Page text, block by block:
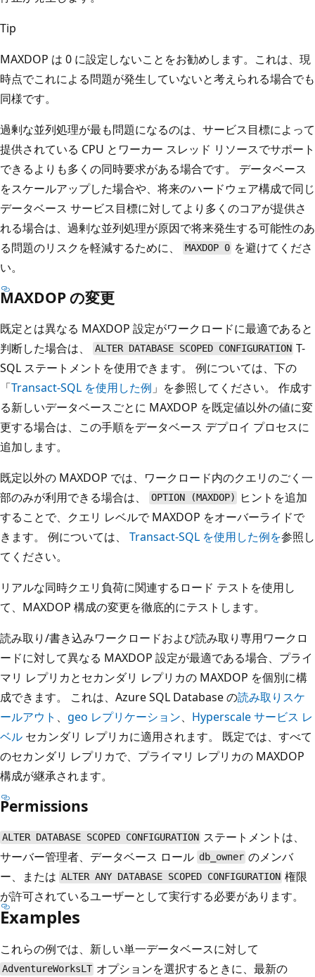
Tip
MAXDOP は 0 に設定しないことをお勧めします。これは、現
時点でこれによる問題が発生していないと考えられる場合でも
同様です。
過剰な並列処理が最も問題になるのは、サービス目標によって
提供されている CPU とワーカー スレッド リソースでサポート
できるよりも多くの同時要求がある場合です。 データベース
をスケールアップした場合や、将来のハードウェア構成で同じ
データベース サービス目標に対してより多くのコアが提供さ
れる場合は、過剰な並列処理が原因で将来発生する可能性のあ
る問題のリスクを軽減するために、
MAXDOP 0 を避けてくださ
い。
MAXDOP の変更
既定とは異なる MAXDOP 設定がワークロードに最適であると
判断した場合は、
ALTER DATABASE SCOPED CONFIGURATION T-
SQL ステートメントを使用できます。 例については、下の
「Transact-SQL を使用した例 」を参照してください。 作成す
る新しいデータベースごとに MAXDOP を既定値以外の値に変
更する場合は、この手順をデータベース デプロイ プロセスに
追加します。
既定以外の MAXDOP では、ワークロード内のクエリのごく一
部のみが利用できる場合は、
OPTION (MAXDOP)
ヒントを追加
することで、クエリ レベルで MAXDOP をオーバーライドで
きます。 例については、 Transact-SQL を使用した例を参照し
てください。
リアルな同時クエリ負荷に関連するロード テストを使用し
て、MAXDOP 構成の変更を徹底的にテストします。
読み取り/書き込みワークロードおよび読み取り専用ワークロ
ードに対して異なる MAXDOP 設定が最適である場合、プライ
マリ レプリカとセカンダリ レプリカの MAXDOP を個別に構
成できます。 これは、Azure SQL Database の読み取りスケ
ールアウト 、 geo レプリケーション、 Hyperscale サービス レ
ベル セカンダリ レプリカに適用されます。 既定では、すべて
のセカンダリ レプリカで、プライマリ レプリカの MAXDOP
構成が継承されます。
Permissions
ALTER DATABASE SCOPED CONFIGURATION ステートメントは、
サーバー管理者、データベース ロール db_owner のメンバ
ー、または ALTER ANY DATABASE SCOPED CONFIGURATION 権限
が許可されているユーザーとして実行する必要があります。
Examples
これらの例では、新しい単一データベースに対して
AdventureWorksLT オプションを選択するときに、最新の